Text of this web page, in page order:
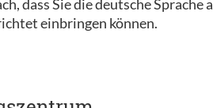
dass Sie die deutsche
einbringen können.